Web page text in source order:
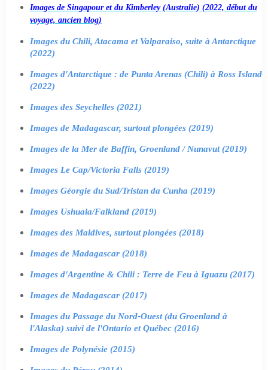
Images de Singapour et du Kimberley (Australie) (2022, début du
voyage, ancien blog)
Images du Chili, Atacama et Valparaiso, suite à Antarctique
(2022)
Images d'Antarctique : de Punta Arenas (Chili) à Ross Island
(2022)
Images des Seychelles (2021)
Images de Madagascar, surtout plongées (2019)
Images de la Mer de Baffin, Groenland / Nunavut (2019)
Images Le Cap/Victoria Falls (2019)
Images Géorgie du Sud/Tristan da Cunha (2019)
Images Ushuaia/Falkland (2019)
Images des Maldives, surtout plongées (2018)
Images de Madagascar (2018)
Images d'Argentine & Chili : Terre de Feu à Iguazu (2017)
Images de Madagascar (2017)
Images du Passage du Nord-Ouest (du Groenland à
l'Alaska) suivi de l'Ontario et Québec (2016)
Images de Polynésie (2015)